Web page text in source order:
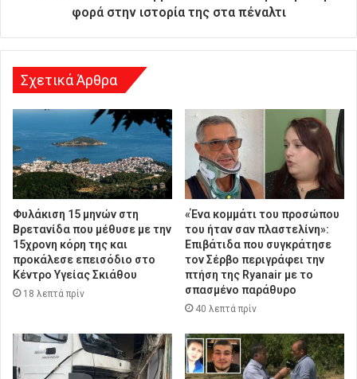
ν
φορά στην ιστορία της στα πέναλτι
Σχετικά Άρθρα
Φυλάκιση 15 μηνών στη
Βρετανίδα που μέθυσε με την
15χρονη κόρη της και
προκάλεσε επεισόδιο στο
Κέντρο Υγείας Σκιάθου
18 λεπτά πρίν
«Ένα κομμάτι του προσώπου
του ήταν σαν πλαστελίνη»:
Επιβάτιδα που συγκράτησε
τον Σέρβο περιγράφει την
πτήση της Ryanair με το
σπασμένο παράθυρο
40 λεπτά πρίν